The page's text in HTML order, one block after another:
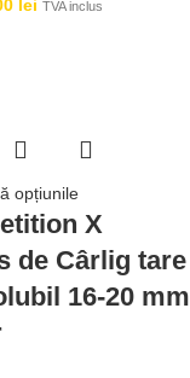
lei TVA inclus
opțiunile
X
de Cârlig tare
16-20 mm